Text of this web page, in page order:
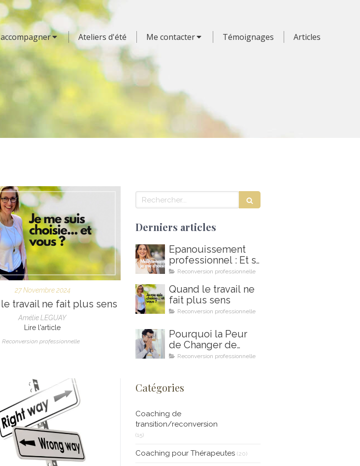
Ateliers d'été Me contacter Témoignages Articles
27 Novembre 2024
travail ne fait plus sens
Amélie LEGUAY
Lire l'article
Reconversion professionnelle
Rechercher
Derniers articles
Épanouissement
professionnel : Et si
2026 était votre
Reconversion professionnelle
Quand le travail ne
fait plus sens
Reconversion professionnelle
Pourquoi la Peur
de Changer de
Métier Peut
Reconversion
Comment le
Coaching en Ikigai
Reconversion professionnelle
Catégories
Coaching de
transition/reconversion
(15)
Coaching pour Thérapeutes (20)